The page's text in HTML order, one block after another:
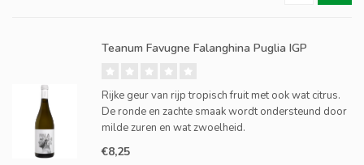
Teanum Favugne Falanghina Puglia IGP
Rijke geur van rijp tropisch fruit met ook wat citrus.
De ronde en zachte smaak wordt ondersteund door
milde zuren en wat zwoelheid.
€8,25